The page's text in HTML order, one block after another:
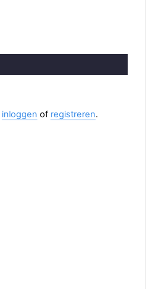
inloggen of registreren.